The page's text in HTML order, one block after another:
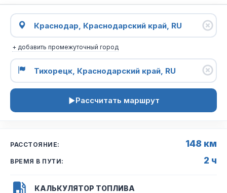
+ добавить промежуточный город
Рассчитать маршрут
РАССТОЯНИЕ: 148 км
ВРЕМЯ В ПУТИ: 2 ч
КАЛЬКУЛЯТОР ТОПЛИВА